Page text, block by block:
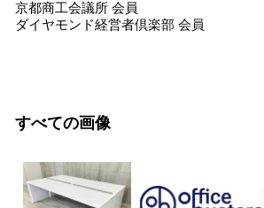
京都商工会議所 会員
ダイヤモンド経営者倶楽部 会員
すべての画像